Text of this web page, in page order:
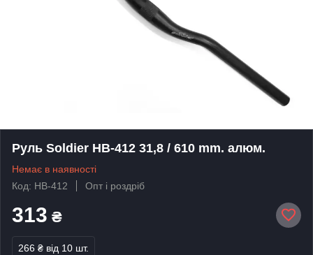
Руль Soldier HB-412 31,8 / 610 mm. алюм.
Немає в наявності
Код: HB-412
Опт і роздріб
313 ₴
266 ₴ від 10 шт.